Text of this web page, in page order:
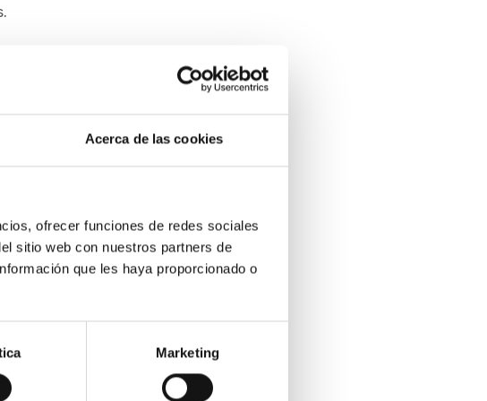
Acerca de las cookies
ofrecer funciones de redes sociales
sitio web con nuestros partners de
que les haya proporcionado o
Marketing
que
la
lo